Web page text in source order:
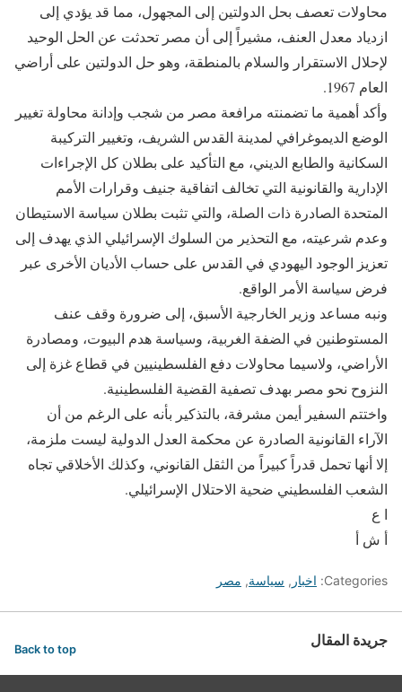
محاولات تعصف بحل الدولتين إلى المجهول، مما قد يؤدي إلى
ازدياد معدل العنف، مشيراً إلى أن مصر تحدثت عن الحل الوحيد
لإحلال الاستقرار والسلام بالمنطقة، وهو حل الدولتين على أراضي
العام 1967.
وأكد أهمية ما تضمنته مرافعة مصر من شجب وإدانة محاولة تغيير
الوضع الديموغرافي لمدينة القدس الشريف، وتغيير التركيبة
السكانية والطابع الديني، مع التأكيد على بطلان كل الإجراءات
الإدارية والقانونية التي تخالف اتفاقية جنيف وقرارات الأمم
المتحدة الصادرة ذات الصلة، والتي تثبت بطلان سياسة الاستيطان
وعدم شرعيته، مع التحذير من السلوك الإسرائيلي الذي يهدف إلى
تعزيز الوجود اليهودي في القدس على حساب الأديان الأخرى عبر
فرض سياسة الأمر الواقع.
ونبه مساعد وزير الخارجية الأسبق، إلى ضرورة وقف عنف
المستوطنين في الضفة الغربية، وسياسة هدم البيوت، ومصادرة
الأراضي، ولاسيما محاولات دفع الفلسطينيين في قطاع غزة إلى
النزوح نحو مصر بهدف تصفية القضية الفلسطينية.
واختتم السفير أيمن مشرفة، بالتذكير بأنه على الرغم من أن
الآراء القانونية الصادرة عن محكمة العدل الدولية ليست ملزمة،
إلا أنها تحمل قدراً كبيراً من الثقل القانوني، وكذلك الأخلاقي تجاه
الشعب الفلسطيني ضحية الاحتلال الإسرائيلي.
ا ع
أ ش أ
Categories: اخبار , سياسة, مصر
جريدة المقال Back to top